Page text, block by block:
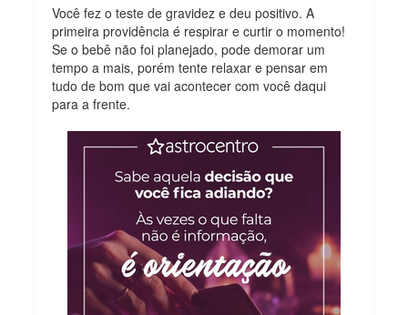
Você fez o teste de gravidez e deu positivo. A
primeira providência é respirar e curtir o momento!
Se o bebê não foi planejado, pode demorar um
tempo a mais, porém tente relaxar e pensar em
tudo de bom que vai acontecer com você daqui
para a frente.